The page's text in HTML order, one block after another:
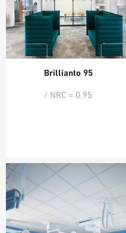
Brillianto 95
/ NRC = 0.95